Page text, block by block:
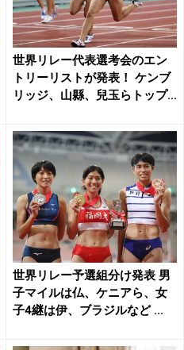
世界リレー代表選考会のエン
トリーリストが発表！ ケンブ
リッジ、山縣、兒玉らトップ...
世界リレー予選組分け発表 男
子マイルは仏、ケニアら、女
子4継は伊、ブラジルなど ...